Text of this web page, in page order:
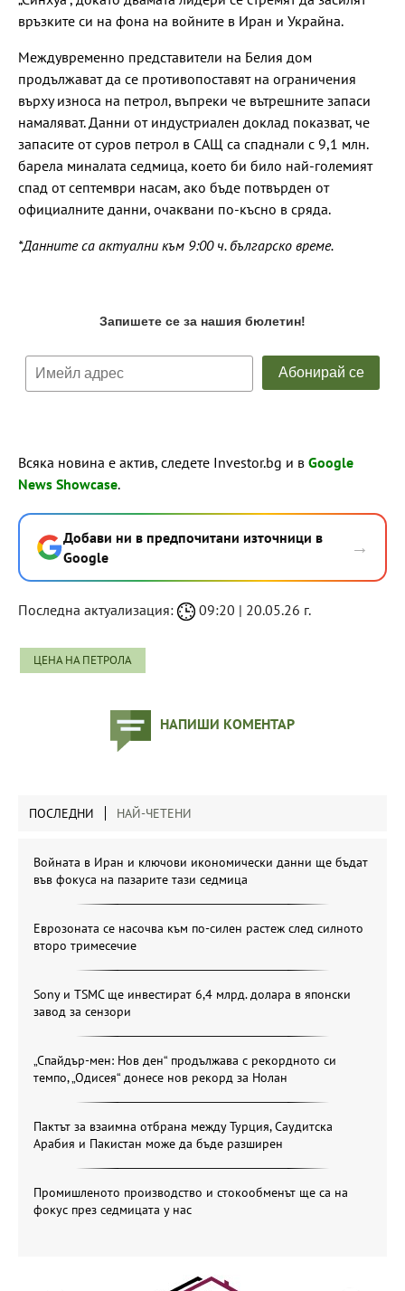
връзките си на фона на войните в Иран и Украйна.
Междувременно представители на Белия дом
продължават да се противопоставят на ограничения
върху износа на петрол, въпреки че вътрешните запаси
намаляват. Данни от индустриален доклад показват, че
запасите от суров петрол в САЩ са спаднали с 9,1 млн.
барела миналата седмица, което би било най-големият
спад от септември насам, ако бъде потвърден от
официалните данни, очаквани по-късно в сряда.
*Данните са актуални към 9:00 ч. българско време.
Всяка новина е актив, следете Investor.bg и в Google
News Showcase.
Добави ни в предпочитани източници в
Google
→
Последна актуализация: 09:20 | 20.05.26 г.
ЦЕНА НА ПЕТРОЛА
НАПИШИ КОМЕНТАР
ПОСЛЕДНИ НАЙ-ЧЕТЕНИ
Войната в Иран и ключови икономически данни ще бъдат
във фокуса на пазарите тази седмица
Еврозоната се насочва към по-силен растеж след силното
второ тримесечие
Sony и TSMC ще инвестират 6,4 млрд. долара в японски
завод за сензори
„Спайдър-мен: Нов ден“ продължава с рекордното си
темпо, „Одисея“ донесе нов рекорд за Нолан
Пактът за взаимна отбрана между Турция, Саудитска
Арабия и Пакистан може да бъде разширен
Промишленото производство и стокообменът ще са на
фокус през седмицата у нас